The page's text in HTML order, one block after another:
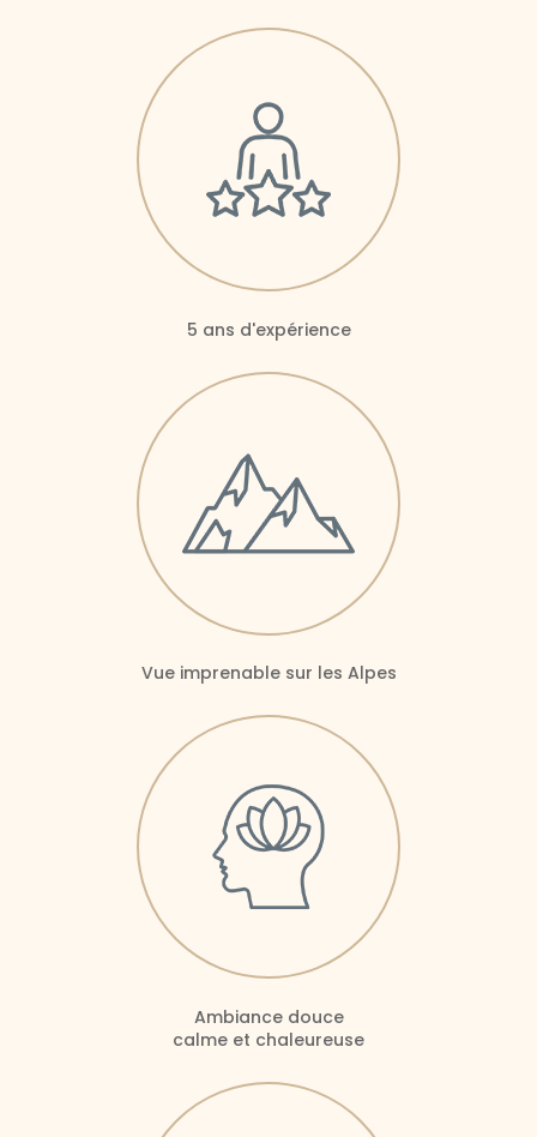
5 ans d'expérience
Vue imprenable sur les Alpes
Ambiance douce
calme et chaleureuse